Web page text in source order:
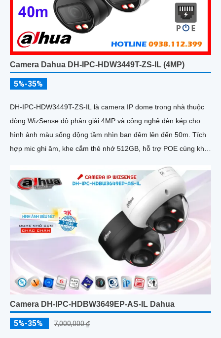
Camera Dahua DH-IPC-HDW3449T-ZS-IL (4MP)
5%-35%
DH-IPC-HDW3449T-ZS-IL là camera IP dome trong nhà thuộc
dòng WizSense độ phân giải 4MP và công nghệ đèn kép cho
hình ảnh màu sống động tầm nhìn ban đêm lên đến 50m. Tích
hợp mic ghi âm, khe cắm thẻ nhớ 512GB, hỗ trợ POE cùng khả
đến giải pháp giám sát an ninh thông minh, hiệu quả phù hợp
lắp đặt tại gia đình, văn phòng
Camera DH-IPC-HDBW3649EP-AS-IL Dahua
5%-35% 7,000,000 ₫